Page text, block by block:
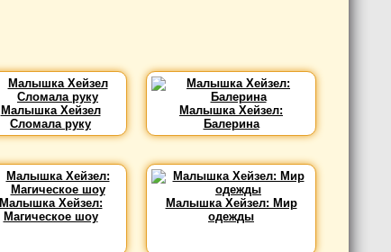
Малышка Хейзел
Сломала руку
Малышка Хейзел:
Балерина
Малышка Хейзел:
Магическое шоу
Малышка Хейзел: Мир
одежды